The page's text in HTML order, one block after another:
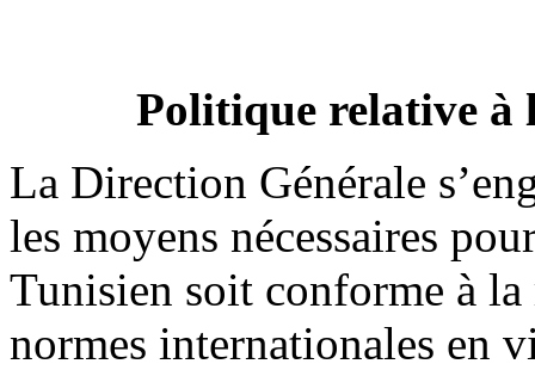
Politique relative
La Direction Générale
les moyens nécessaires
Tunisien soit conforme à
normes internationales en